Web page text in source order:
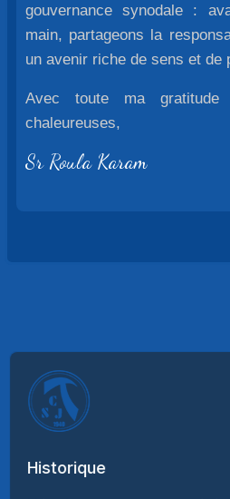
gouvernance synodale :
main, partageons la
un avenir riche de sens et de
Avec toute ma gratitude
chaleureuses,
Sr Roula Karam
Historique